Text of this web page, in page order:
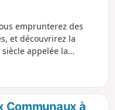
emprunterez des
et découvrirez la
appelée la
elle a été le but de
datant du début du
est situé devant la
Communaux à